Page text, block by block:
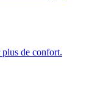
plus de confort.